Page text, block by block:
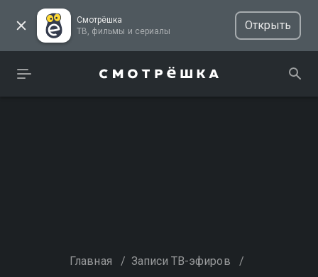
Смотрёшка
ТВ, фильмы и сериалы
Открыть
Главная / Записи ТВ-эфиров /